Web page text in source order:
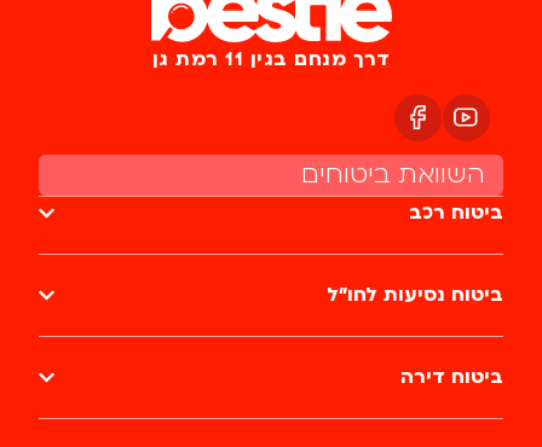
דרך מנחם בגין 11 רמת גן
השוואת ביטוחים
ביטוח רכב
ביטוח נסיעות לחו״ל
ביטוח דירה